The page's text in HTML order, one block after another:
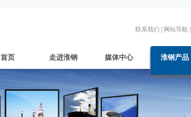
联系我们 网站导航
首页 走进淮钢 媒体中心 淮钢产品